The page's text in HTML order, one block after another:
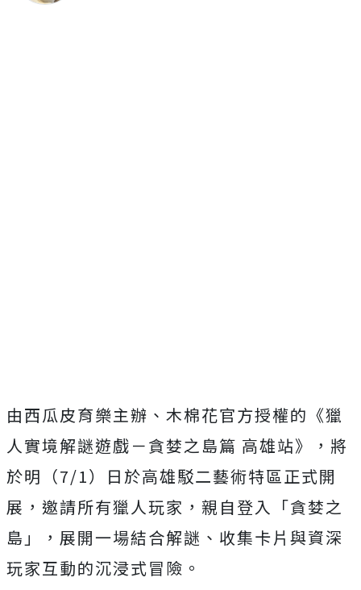
由西瓜皮育樂主辦、木棉花官方授權的《獵
人實境解謎遊戲－貪婪之島篇 高雄站》，將
於明（7/1）日於高雄駁二藝術特區正式開
展，邀請所有獵人玩家，親自登入「貪婪之
島」，展開一場結合解謎、收集卡片與資深
玩家互動的沉浸式冒險。